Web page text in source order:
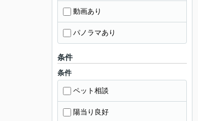
動画あり
パノラマあり
条件
条件
ペット相談
陽当り良好